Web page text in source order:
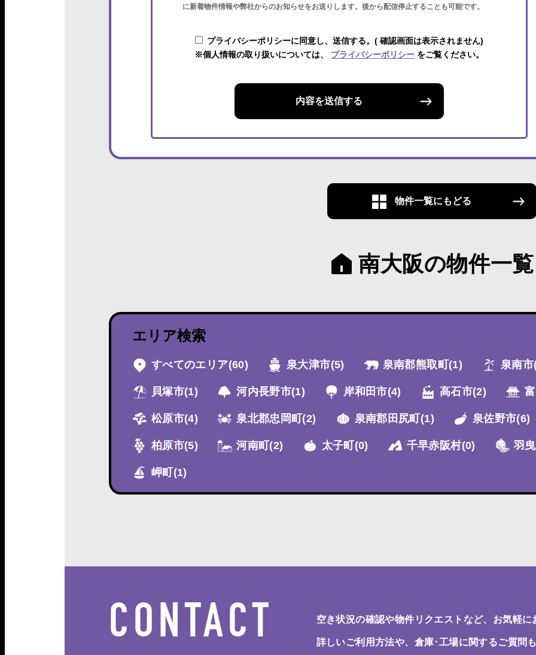
に新着物件情報や弊社からのお知らせをお送りします。後から配信停止することも可能です。
プライバシーポリシーに同意し、送信する。( 確認画面は表示されません)
※個人情報の取り扱いについては、
プライバシーポリシー をご覧ください。
内容を送信する
物件一覧にもどる
南大阪の物件一覧
エリア検索
すべてのエリア(60) 泉大津市(5) 泉南郡熊取町 (1) 泉南市
貝塚市(1) 河内長野市(1) 岸和田市(4) 高石市(2)
松原市(4) 泉北郡忠岡町 (2) 泉南郡田尻町 (1) 泉佐野市(6)
柏原市(5) 河南町 (2) 太子町 (0) 千早赤阪村(0) 羽
岬町 (1)
CONTACT 空き状況の確認や物件リクエストなど、お気軽
詳しいご利用方法や、倉庫･工場に関するご質問